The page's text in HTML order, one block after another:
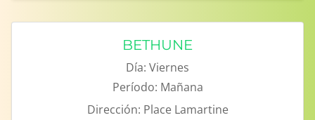
BETHUNE
Día: Viernes
Período: Mañana
Dirección: Place Lamartine